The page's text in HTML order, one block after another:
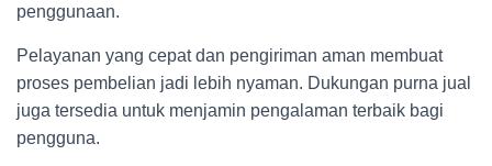
penggunaan.
Pelayanan yang cepat dan pengiriman aman membuat
proses pembelian jadi lebih nyaman. Dukungan purna jual
juga tersedia untuk menjamin pengalaman terbaik bagi
pengguna.